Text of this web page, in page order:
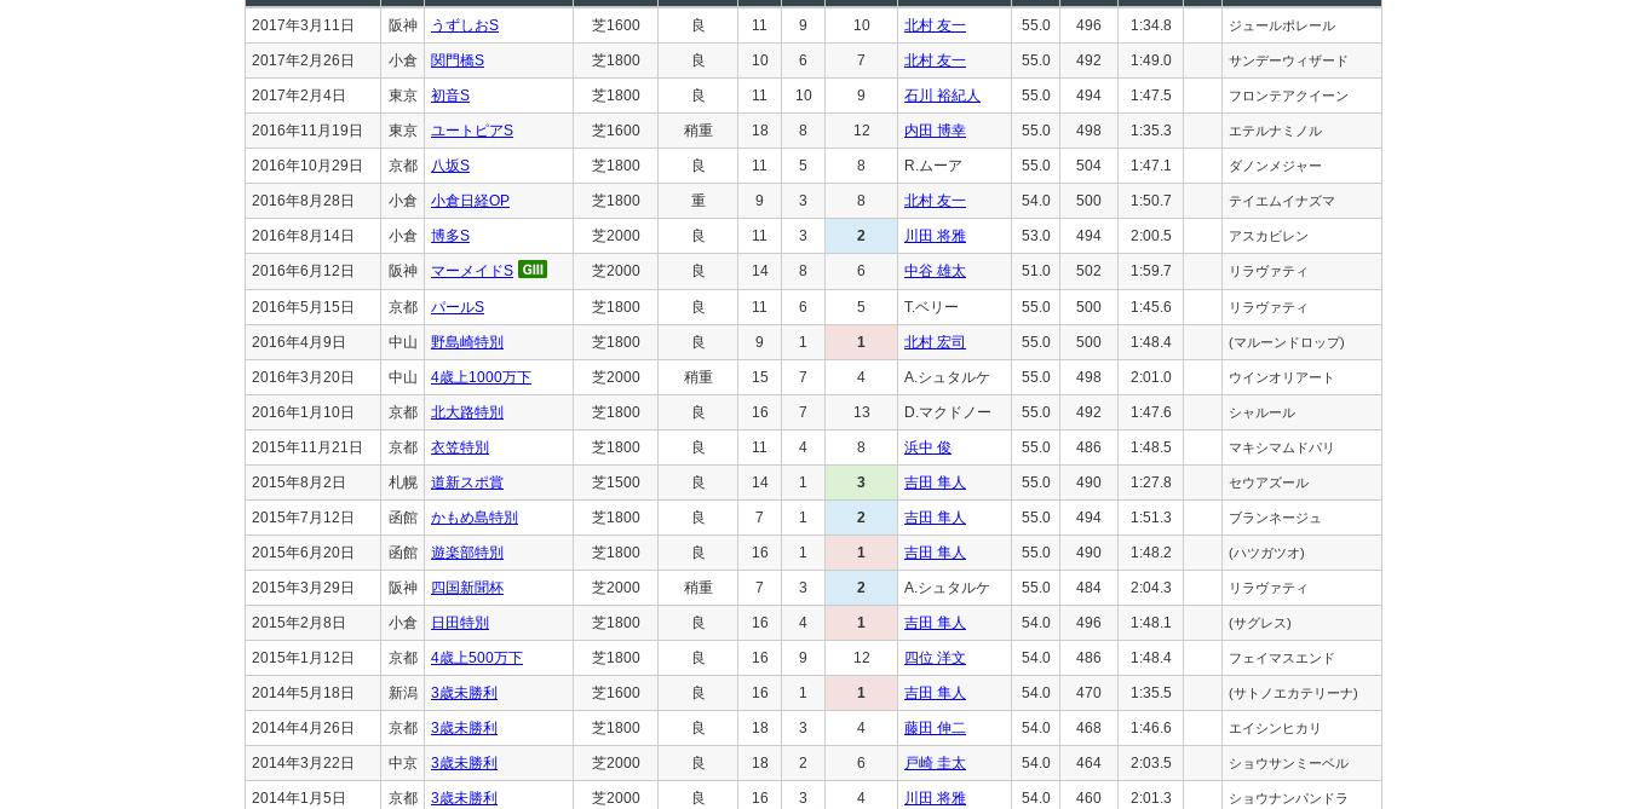
2017年3月11日 阪神 うずしおS 芝1600 良 11 9 10 北村 友一 55.0 496 1:34.8 ジュールポレール
2017年2月26日 小倉 関門橋S 芝1800 良 10 6 7 北村 友一 55.0 492 1:49.0 サンデーウィザード
2017年2月4日 東京 初音S 芝1800 良 11 10 9 石川 裕紀人 55.0 494 1:47.5 フロンテアクイーン
2016年11月19日 東京 ユートピアS 芝1600 稍重 18 8 12 内田 博幸 55.0 498 1:35.3 エテルナミノル
2016年10月29日 京都 八坂S 芝1800 良 11 5 8 R.ムーア 55.0 504 1:47.1 ダノンメジャー
2016年8月28日 小倉 小倉日経OP 芝1800 重 9 3 8 北村 友一 54.0 500 1:50.7 テイエムイナズマ
2016年8月14日 小倉 博多S 芝2000 良 11 3 2 川田 将雅 53.0 494 2:00.5 アスカビレン
2016年6月12日 阪神 マーメイドS 芝2000 良 14 8 6 中谷 雄太 51.0 502 1:59.7 リラヴァティ
2016年5月15日 京都 パールS 芝1800 良 11 6 5 T.ベリー 55.0 500 1:45.6 リラヴァティ
2016年4月9日 中山 野島崎特別 芝1800 良 9 1 1 北村 宏司 55.0 500 1:48.4 (マルーンドロップ)
2016年3月20日 中山 4歳上1000万下 芝2000 稍重 15 7 4 A.シュタルケ 55.0 498 2:01.0 ウインオリアート
2016年1月10日 京都 北大路特別 芝1800 良 16 7 13 D.マクドノー 55.0 492 1:47.6 シャルール
2015年11月21日 京都 衣笠特別 芝1800 良 11 4 8 浜中 俊 55.0 486 1:48.5 マキシマムドパリ
2015年8月2日 札幌 道新スポ賞 芝1500 良 14 1 3 吉田 隼人 55.0 490 1:27.8 セウアズール
2015年7月12日 函館 かもめ島特別 芝1800 良 7 1 2 吉田 隼人 55.0 494 1:51.3 ブランネージュ
2015年6月20日 函館 遊楽部特別 芝1800 良 16 1 1 吉田 隼人 55.0 490 1:48.2 (ハツガツオ)
2015年3月29日 阪神 四国新聞杯 芝2000 稍重 7 3 2 A.シュタルケ 55.0 484 2:04.3 リラヴァティ
2015年2月8日 小倉 日田特別 芝1800 良 16 4 1 吉田 隼人 54.0 496 1:48.1 (サグレス)
2015年1月12日 京都 4歳上500万下 芝1800 良 16 9 12 四位 洋文 54.0 486 1:48.4 フェイマスエンド
2014年5月18日 新潟 3歳未勝利 芝1600 良 16 1 1 吉田 隼人 54.0 470 1:35.5 (サトノエカテリーナ)
2014年4月26日 京都 3歳未勝利 芝1800 良 18 3 4 藤田 伸二 54.0 468 1:46.6 エイシンヒカリ
2014年3月22日 中京 3歳未勝利 芝2000 良 18 2 6 戸崎 圭太 54.0 464 2:03.5 ショウサンミーベル
2014年1月5日 京都 3歳未勝利 芝2000 良 16 3 4 川田 将雅 54.0 460 2:01.3 ショウナンパンドラ